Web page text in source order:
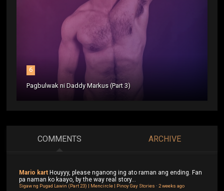
6
Pagbulwak ni Daddy Markus (Part 3)
COMMENTS ARCHIVE
Mario kart Houyyy, please nganong ing ato raman ang ending. Fan
pa naman ko kaayo, by the way real story...
Sigaw ng Pugad Lawin (Part 23) | Mencircle | Pinoy Gay Stories ·2 weeks ago